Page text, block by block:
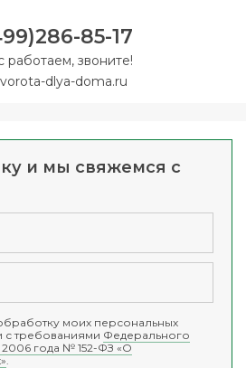
85-17
работаем, звоните!
dlya-doma.ru
и мы свяжемся с
моих персональных
с требованиями Федерального
года № 152-ФЗ «О
.